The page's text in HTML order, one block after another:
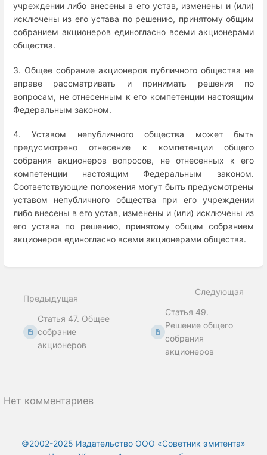
учреждении либо внесены в его устав, изменены и (или)
исключены из его устава по решению, принятому общим
собранием акционеров единогласно всеми акционерами
общества.
3. Общее собрание акционеров публичного общества не
вправе рассматривать и принимать решения по
вопросам, не отнесенным к его компетенции настоящим
Федеральным законом.
4. Уставом непубличного общества может быть
предусмотрено отнесение к компетенции общего
собрания акционеров вопросов, не отнесенных к его
компетенции настоящим Федеральным законом.
Соответствующие положения могут быть предусмотрены
уставом непубличного общества при его учреждении
либо внесены в его устав, изменены и (или) исключены из
его устава по решению, принятому общим собранием
акционеров единогласно всеми акционерами общества.
mode
Предыдущая
Статья 47. Общее
собрание
акционеров
Следующая
Статья 49.
Решение общего
собрания
акционеров
Нет комментариев
©2002-2025 Издательство ООО «‎Советник эмитента»